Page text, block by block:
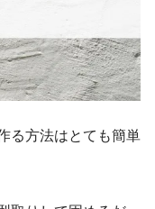
る方法はとても簡単